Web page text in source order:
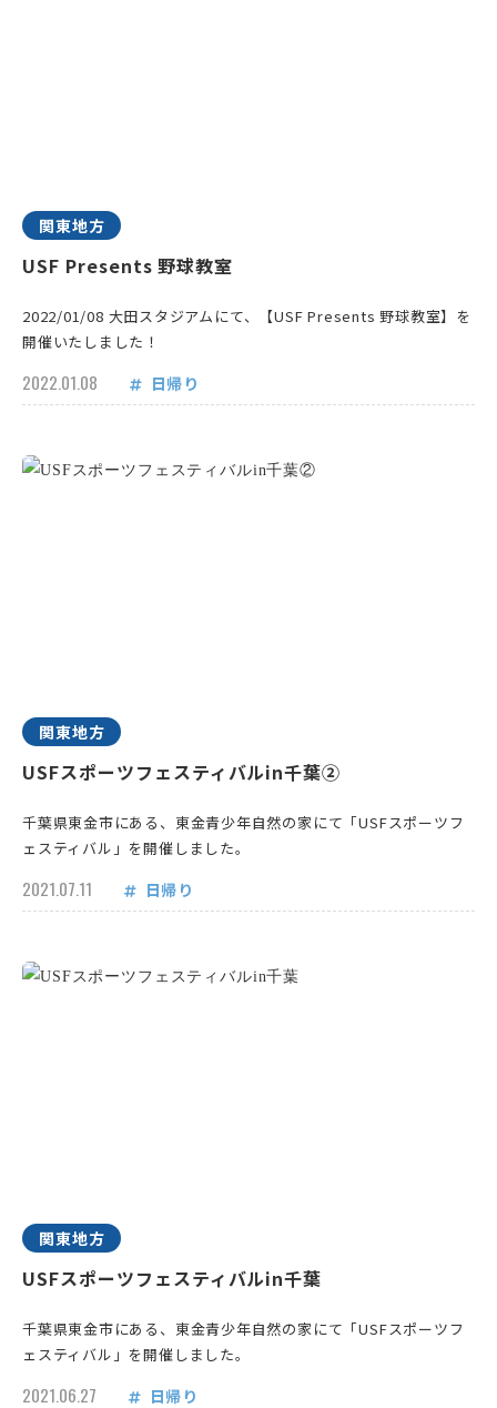
関東地方
USF Presents 野球教室
2022/01/08 大田スタジアムにて、【USF Presents 野球教室】を
開催いたしました！
2022.01.08 日帰り
関東地方
USFスポーツフェスティバルin千葉②
千葉県東金市にある、東金青少年自然の家にて「USFスポーツフ
ェスティバル」を開催しました。
2021.07.11 日帰り
関東地方
USFスポーツフェスティバルin千葉
千葉県東金市にある、東金青少年自然の家にて「USFスポーツフ
ェスティバル」を開催しました。
2021.06.27 日帰り